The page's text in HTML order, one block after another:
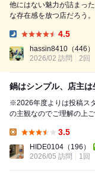
他にはない魅力が詰まっ
な存在感を放つ店だろう。 似たような鍋を出す店はあるものの、やはり
湯引き (途中でもやし、ニラ、ホルモン追加) 主役は生でも食べられると
いう新鮮なもや...
4.5
hassin8410 （446）
2026/02 訪問
2回
鍋はシンプル、店主
※2026年度よりは投稿ス
の主観なのでご理解の上ご覧下さい！！ ・利用
3.5
HIDE0104 （196）
2026/05 訪問
1回